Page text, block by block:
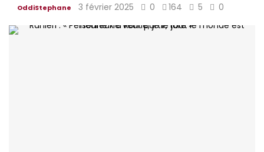
OddiStephane 3 février 2025 0 164 5 0